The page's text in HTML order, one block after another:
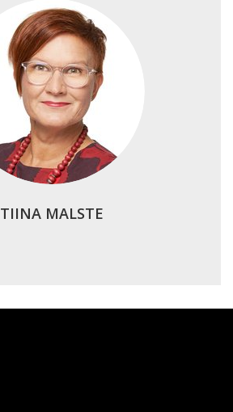
TIINA MALSTE